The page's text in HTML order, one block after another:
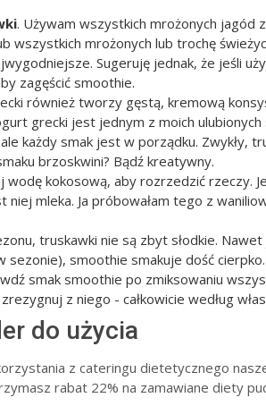
. Używam wszystkich mrożonych jagód
wszystkich mrożonych lub trochę
Sugeruję jednak, że jeśli
zagęścić smoothie.
również tworzy gęstą, kremową
grecki jest jednym z moich ulubionych
każdy smak jest w porządku. Zwykły,
brzoskwini? Bądź kreatywny.
wodę kokosową, aby rozrzedzić rzeczy.
niej mleka. Ja próbowałam tego z
truskawki nie są zbyt słodkie.
smoothie smakuje dość cierpko.
smak smoothie po zmiksowaniu
z niego - całkowicie według
do użycia
z cateringu dietetycznego
rabat 22% na zamawiane diety